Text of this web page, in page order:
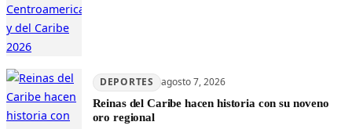
DEPORTES agosto 7, 2026
Reinas del Caribe hacen historia con su noveno
oro regional